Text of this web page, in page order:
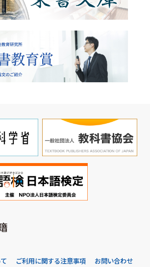
ご利用に関する注意事項 お問い合わせ